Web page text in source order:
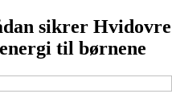
sikrer Hvidovre
til børnene